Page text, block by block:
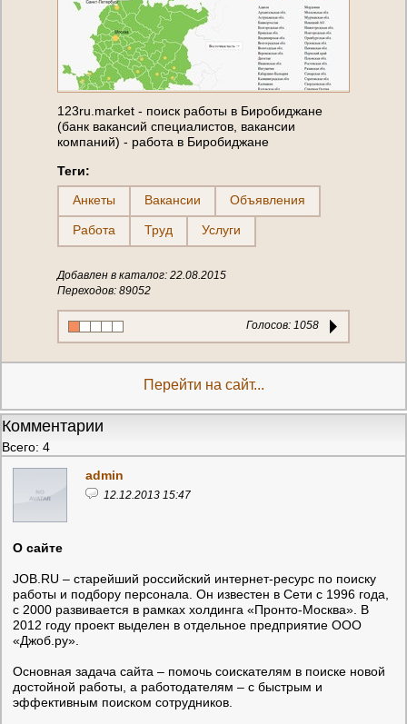
123ru.market - поиск работы в Биробиджане
(банк вакансий специалистов, вакансии
компаний) - работа в Биробиджане
Теги:
Анкеты
Вакансии Объявления
Работа Труд Услуги
Добавлен в каталог: 22.08.2015
Переходов: 89052
Голосов: 1058
Перейти на сайт...
Комментарии
Всего: 4
admin
12.12.2013 15:47
О сайте
JOB.RU – старейший российский интернет-ресурс по поиску
работы и подбору персонала. Он известен в Сети с 1996 года,
с 2000 развивается в рамках холдинга «Пронто-Москва». В
2012 году проект выделен в отдельное предприятие ООО
«Джоб.ру».
Основная задача сайта – помочь соискателям в поиске новой
достойной работы, а работодателям – с быстрым и
эффективным поиском сотрудников.